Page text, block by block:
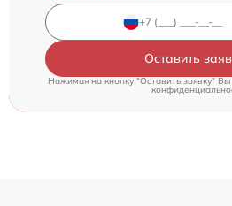
Оставить
Нажимая на кнопку "Оставить заявку"